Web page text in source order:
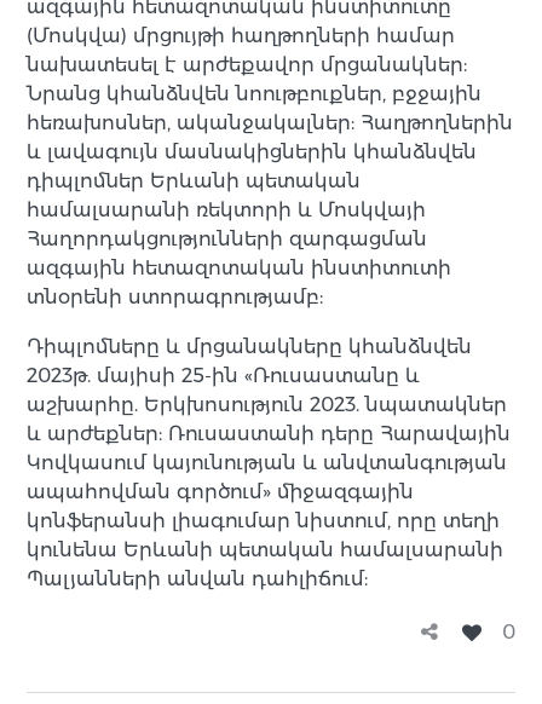
ազգային հետազոտական ինստիտուտը
(Մոսկվա) մրցույթի հաղթողների համար
նախատեսել է արժեքավոր մրցանակներ:
Նրանց կհանձնվեն նոութբուքներ, բջջային
հեռախոսներ, ականջակալներ: Հաղթողներին
և լավագույն մասնակիցներին կհանձնվեն
դիպլոմներ Երևանի պետական
համալսարանի ռեկտորի և Մոսկվայի
Հաղորդակցությունների զարգացման
ազգային հետազոտական ինստիտուտի
տնօրենի ստորագրությամբ:
Դիպլոմները և մրցանակները կհանձնվեն
2023թ. մայիսի 25-ին «Ռուսաստանը և
աշխարհը. Երկխոսություն 2023. նպատակներ
և արժեքներ: Ռուսաստանի դերը Հարավային
Կովկասում կայունության և անվտանգության
ապահովման գործում» միջազգային
կոնֆերանսի լիագումար նիստում, որը տեղի
կունենա Երևանի պետական համալսարանի
Պալյանների անվան դահլիճում:
0